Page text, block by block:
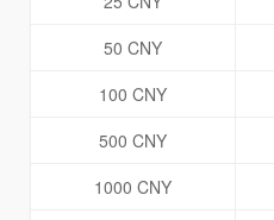
50 CNY
100 CNY
500 CNY
1000 CNY